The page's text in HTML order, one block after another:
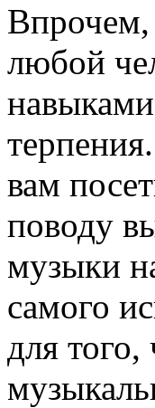
Впрочем,
любой
вам
поводу
музыки
самого
для